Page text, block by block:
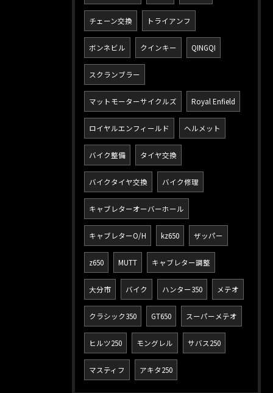
チェーン交換 トライアンフ
ボンネビル クインキー QINGQI
スクランブラー
マットモーターサイクルズ Royal Enfield
ロイヤルエンフィールド ヘルメット
バイク整備 タイヤ交換
バイクタイヤ交換 バイク修理
キャブレターオーバーホール
キャブレターO/H kz650 ザッパー
z650 MUTT キャブレター調整
大分市 バイク ハンター350 メテオ
クラシック350 GT650 スーパーメテオ
ヒルツ250 モングレル サバス250
マスティフ アキタ250